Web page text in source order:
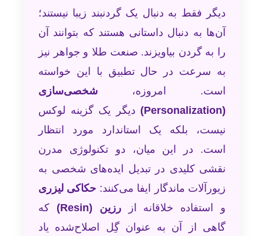
دیگر فقط به دنبال یک گردنبند زیبا نیستند؛
آن‌ها به دنبال داستانی هستند که بتوانند آن
را به گردن بیاویزند. صنعت طلا و جواهر نیز
به سرعت در حال تطبیق با این خواسته
است. امروزه، شخصی‌سازی
(Personalization)
دیگر یک گزینه لوکس
نیست، بلکه یک استاندارد مورد انتظار
است. در این میان، دو تکنولوژی مدرن
نقشی کلیدی در تبدیل ایده‌های شخصی به
زیورآلات ماندگار ایفا می‌کنند: حکاکی لیزری
و استفاده خلاقانه ازرزین (Resin)
که
گاهی از آن به عنوان گِل اصلاح‌شده یاد